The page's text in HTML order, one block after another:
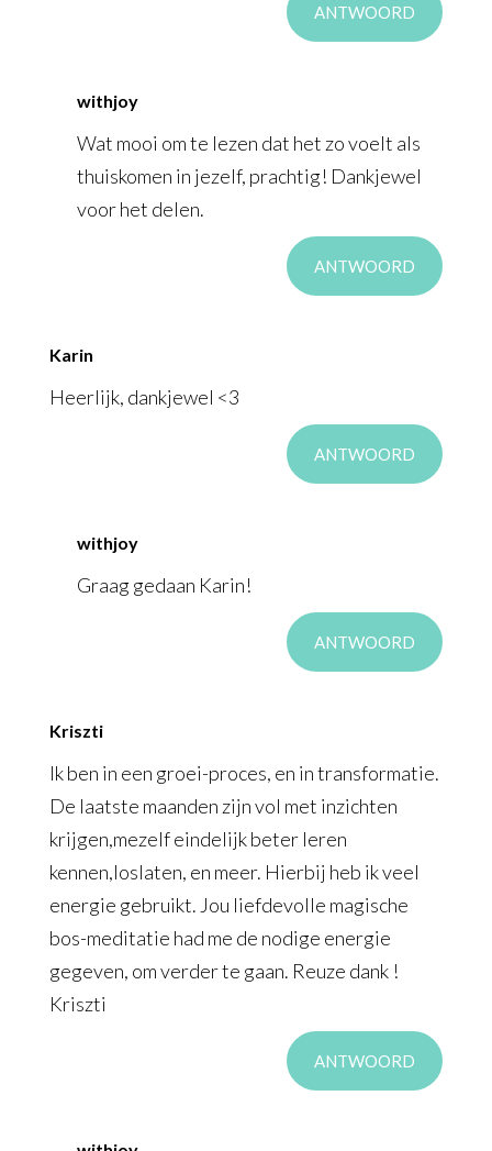
ANTWOORD
withjoy
Wat mooi om te lezen dat het zo voelt als
thuiskomen in jezelf, prachtig! Dankjewel
voor het delen.
ANTWOORD
Karin
Heerlijk, dankjewel <3
ANTWOORD
withjoy
Graag gedaan Karin!
ANTWOORD
Kriszti
Ik ben in een groei-proces, en in transformatie.
De laatste maanden zijn vol met inzichten
krijgen,mezelf eindelijk beter leren
kennen,loslaten, en meer. Hierbij heb ik veel
energie gebruikt. Jou liefdevolle magische
bos-meditatie had me de nodige energie
gegeven, om verder te gaan. Reuze dank !
Kriszti
ANTWOORD